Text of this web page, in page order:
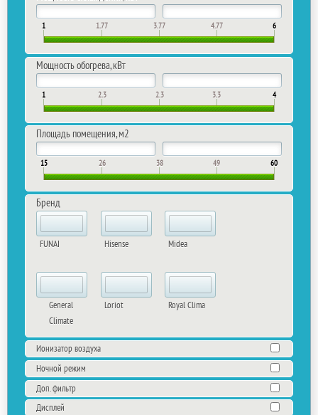
1 1.77 3.77 4.77 6
Мощность обогрева, кВт
1 2.3 2.3 3.3 4
Площадь помещения, м2
15 26 38 49 60
Бренд
FUNAI
General
Climate
Hisense
Loriot
Midea
Royal Clima
Ионизатор воздуха
Ночной режим
Доп. фильтр
Дисплей